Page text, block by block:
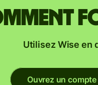
Utilisez Wise en
Ouvrez un compte